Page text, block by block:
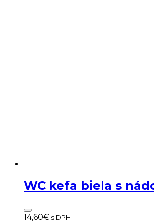
WC kefa biela s
14,60€ s DPH